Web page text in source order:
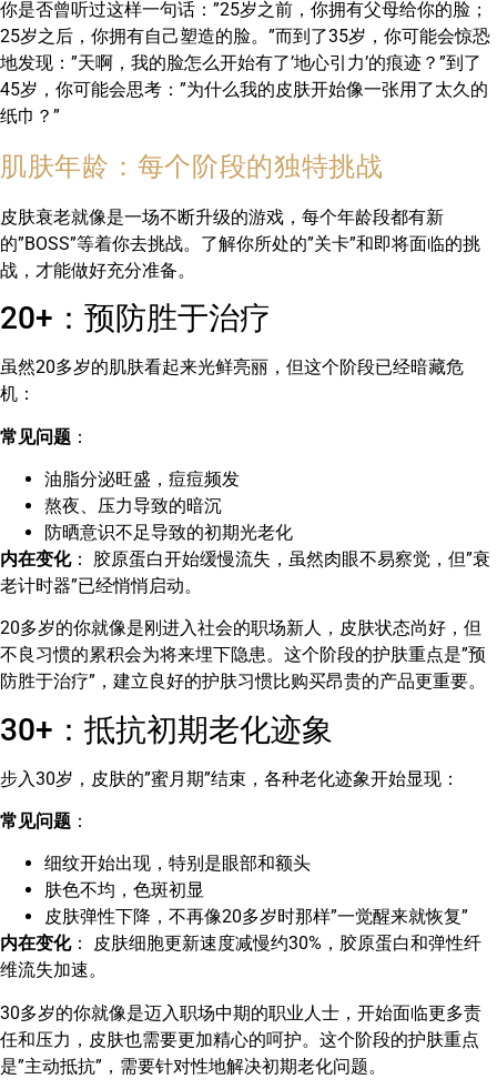
你是否曾听过这样一句话：”25岁之前，你拥有父母给你的脸；
25岁之后，你拥有自己塑造的脸。”而到了35岁，你可能会惊恐
地发现：”天啊，我的脸怎么开始有了’地心引力’的痕迹？”到了
45岁，你可能会思考：”为什么我的皮肤开始像一张用了太久的
纸巾？”
肌肤年龄：每个阶段的独特挑战
皮肤衰老就像是一场不断升级的游戏，每个年龄段都有新
的”BOSS”等着你去挑战。了解你所处的”关卡”和即将面临的挑
战，才能做好充分准备。
20+：预防胜于治疗
虽然20多岁的肌肤看起来光鲜亮丽，但这个阶段已经暗藏危
机：
常见问题 ：
油脂分泌旺盛，痘痘频发
熬夜、压力导致的暗沉
防晒意识不足导致的初期光老化
内在变化： 胶原蛋白开始缓慢流失，虽然肉眼不易察觉，但”衰
老计时器”已经悄悄启动。
20多岁的你就像是刚进入社会的职场新人，皮肤状态尚好，但
不良习惯的累积会为将来埋下隐患。这个阶段的护肤重点是”预
防胜于治疗”，建立良好的护肤习惯比购买昂贵的产品更重要。
30+：抵抗初期老化迹象
步入30岁，皮肤的”蜜月期”结束，各种老化迹象开始显现：
常见问题 ：
细纹开始出现，特别是眼部和额头
肤色不均，色斑初显
皮肤弹性下降，不再像20多岁时那样”一觉醒来就恢复”
内在变化： 皮肤细胞更新速度减慢约30%，胶原蛋白和弹性纤
维流失加速。
30多岁的你就像是迈入职场中期的职业人士，开始面临更多责
任和压力，皮肤也需要更加精心的呵护。这个阶段的护肤重点
是”主动抵抗”，需要针对性地解决初期老化问题。